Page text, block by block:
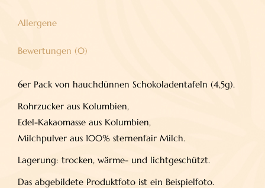
Allergene
Bewertungen (0)
6er Pack von hauchdünnen Schokoladentafeln (4,5g).
Rohrzucker aus Kolumbien,
Edel-Kakaomasse aus Kolumbien,
Milchpulver aus 100% sternenfair Milch.
Lagerung: trocken, wärme- und lichtgeschützt.
Das abgebildete Produktfoto ist ein Beispielfoto.